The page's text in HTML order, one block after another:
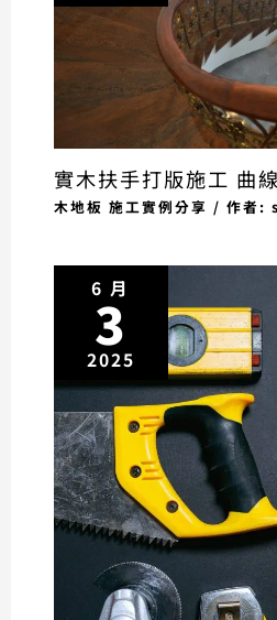
實木扶手打版施工 曲
木地板 施工實例分享 / 作者:
6 月
3
2025